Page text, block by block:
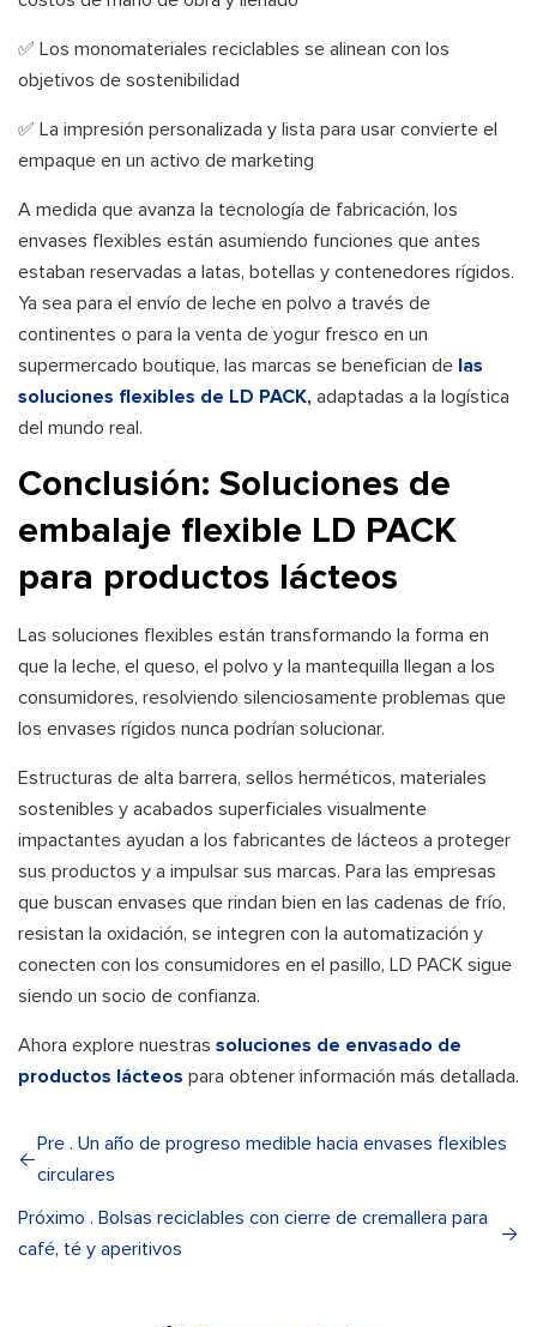
✅ Los monomateriales reciclables se alinean con los
objetivos de sostenibilidad
✅ La impresión personalizada y lista para usar convierte el
empaque en un activo de marketing
A medida que avanza la tecnología de fabricación, los
envases flexibles están asumiendo funciones que antes
estaban reservadas a latas, botellas y contenedores rígidos.
Ya sea para el envío de leche en polvo a través de
continentes o para la venta de yogur fresco en un
supermercado boutique, las marcas se benefician de las
soluciones flexibles de LD PACK, adaptadas a la logística
del mundo real.
Conclusión: Soluciones de
embalaje flexible LD PACK
para productos lácteos
Las soluciones flexibles están transformando la forma en
que la leche, el queso, el polvo y la mantequilla llegan a los
consumidores, resolviendo silenciosamente problemas que
los envases rígidos nunca podrían solucionar.
Estructuras de alta barrera, sellos herméticos, materiales
sostenibles y acabados superficiales visualmente
impactantes ayudan a los fabricantes de lácteos a proteger
sus productos y a impulsar sus marcas. Para las empresas
que buscan envases que rindan bien en las cadenas de frío,
resistan la oxidación, se integren con la automatización y
conecten con los consumidores en el pasillo, LD PACK sigue
siendo un socio de confianza.
Ahora explore nuestras soluciones de envasado de
productos lácteos para obtener información más detallada.
Pre . Un año de progreso medible hacia envases flexibles
circulares
Próximo . Bolsas reciclables con cierre de cremallera para
café, té y aperitivos